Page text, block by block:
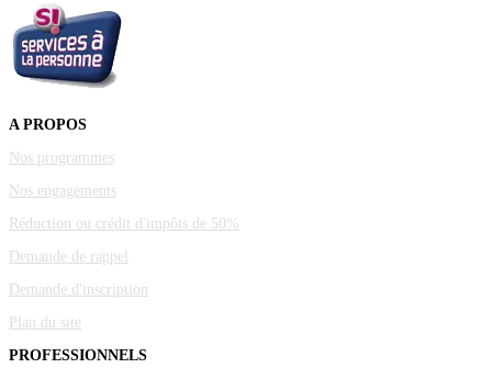
A PROPOS
Nos programmes
Nos engagements
Réduction ou crédit d'impôts de 50%
Demande de rappel
Demande d'inscription
Plan du site
PROFESSIONNELS